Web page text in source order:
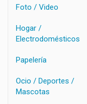
Foto / Video
Hogar /
Electrodomésticos
Papelería
Ocio / Deportes /
Mascotas